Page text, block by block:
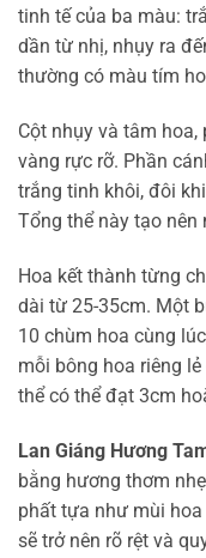
tinh tế của ba màu:
dần từ nhị, nhụy ra
thường có màu tím
Cột nhụy và tâm
vàng rực rỡ. Phần
trắng tinh khôi, đôi
Tổng thể này tạo nên
Hoa kết thành từng
dài từ 25-35cm. Một
10 chùm hoa cùng
mỗi bông hoa riêng
thể có thể đạt 3cm
Lan Giáng Hương
bằng hương thơm
phất tựa như mùi
sẽ trở nên rõ rệt và